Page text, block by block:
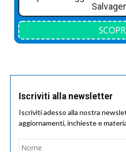
Iscriviti alla newsletter
Iscriviti adesso alla nostra
aggiornamenti, inchieste e
Nome